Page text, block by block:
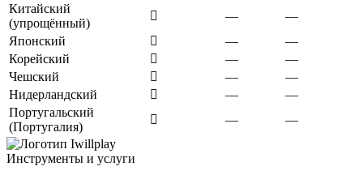
Китайский
(упрощённый)
—
—
Японский
—
—
Корейский
—
—
Чешский
—
—
Нидерландский
—
—
Португальский
(Португалия)
— —
Инструменты и услуги